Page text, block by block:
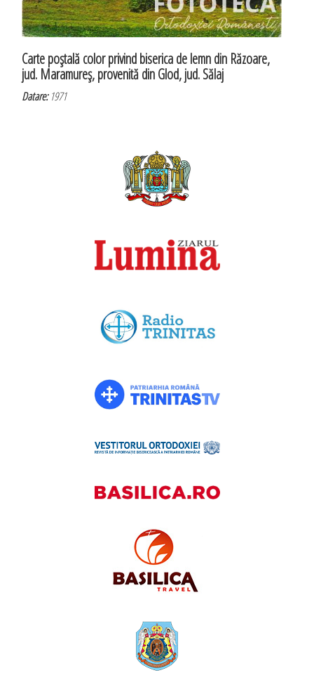
Carte poştală color privind biserica de lemn din Răzoare,
jud. Maramureş, provenită din Glod, jud. Sălaj
Datare:1971